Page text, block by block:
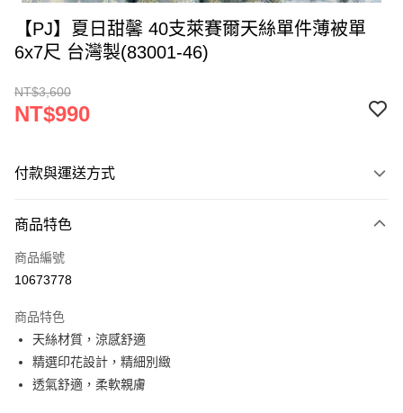
【PJ】夏日甜馨 40支萊賽爾天絲單件薄被單
6x7尺 台灣製(83001-46)
NT$3,600
NT$990
付款與運送方式
信用卡一次付款
LINE Pay
街口支付
悠遊付
商品特色
商品編號
10673778
商品特色
天絲材質，涼感舒適
精選印花設計，精細別緻
透氣舒適，柔軟親膚